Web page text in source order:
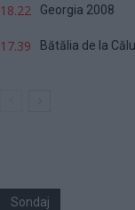
18.22 Georgia 2008
17.39 Bătălia de la
Sondaj